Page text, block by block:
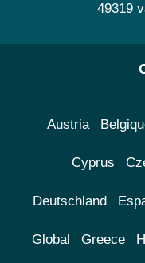
49319
Austria
Cyprus
Deutschland
Global Greece